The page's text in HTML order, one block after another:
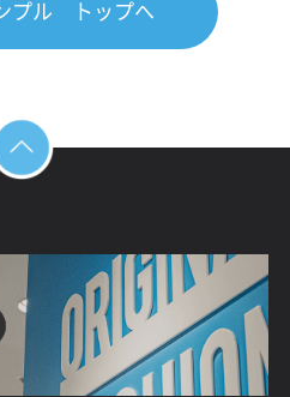
プル トップへ